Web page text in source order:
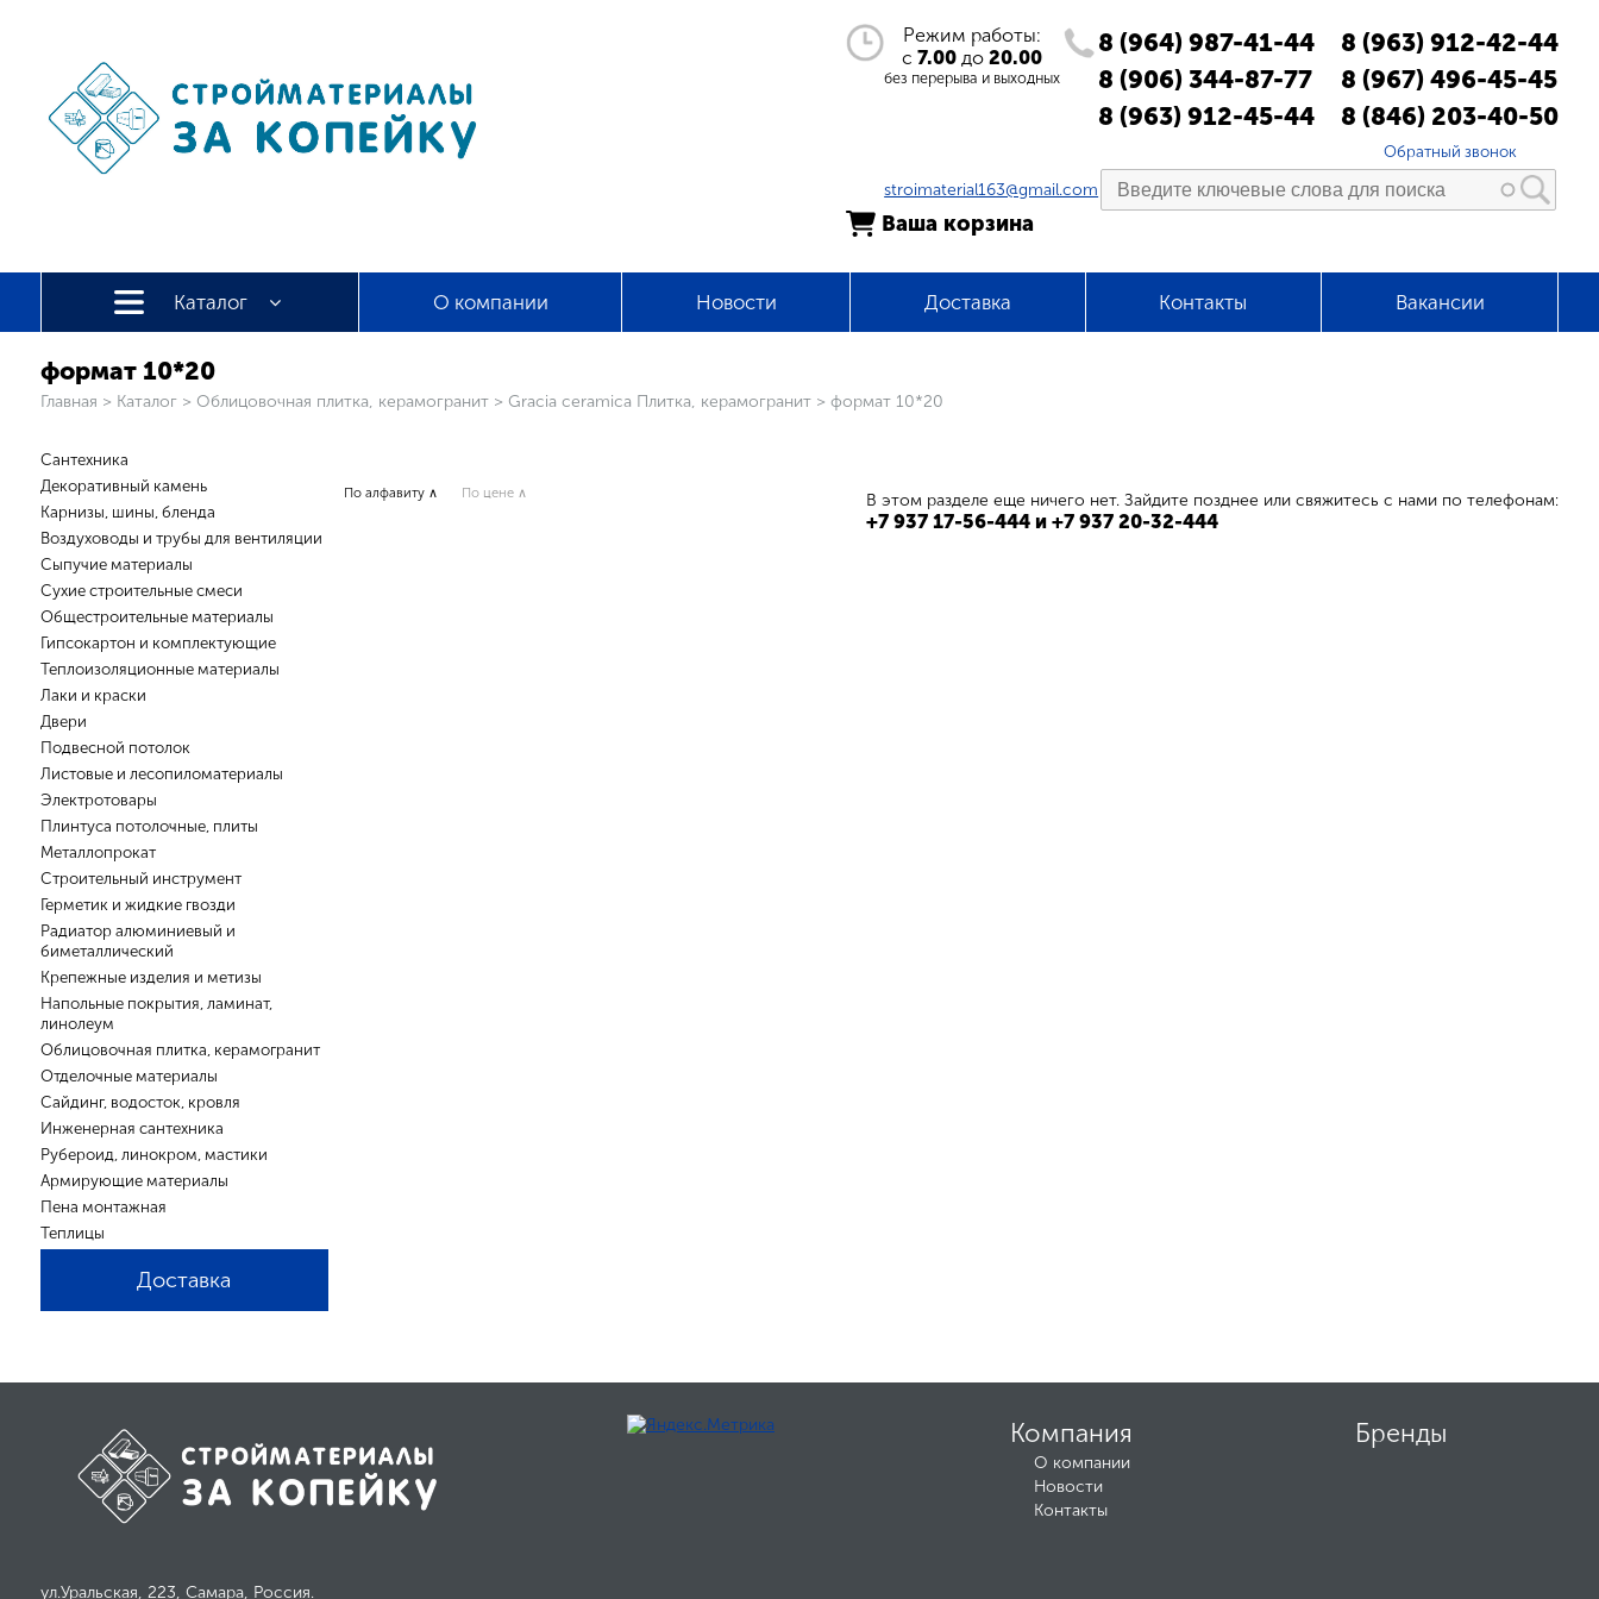
Режим работы:
с7.00 до20.00
без перерыва и выходных
8 (964) 987-41-44
8 (906) 344-87-77
8 (963) 912-45-44
8 (963) 912-42-44
8 (967) 496-45-45
8 (846) 203-40-50
Обратный звонок
stroimaterial163@gmail.com
Ваша корзина
Каталог О компании Новости Доставка Контакты Вакансии
формат 10*20
Вы здесь
Главная > Каталог > Облицовочная плитка, керамогранит > Gracia ceramica Плитка, керамогранит > формат 10*20
Сантехника
Декоративный камень
Карнизы, шины, бленда
Воздуховоды и трубы для вентиляции
Сыпучие материалы
Сухие строительные смеси
Общестроительные материалы
Гипсокартон и комплектующие
Теплоизоляционные материалы
Лаки и краски
Двери
Подвесной потолок
Листовые и лесопиломатериалы
Электротовары
Плинтуса потолочные, плиты
Металлопрокат
Строительный инструмент
Герметик и жидкие гвозди
Радиатор алюминиевый и
биметаллический
Крепежные изделия и метизы
Напольные покрытия, ламинат,
линолеум
Облицовочная плитка, керамогранит
Отделочные материалы
Сайдинг, водосток, кровля
Инженерная сантехника
Рубероид, линокром, мастики
Армирующие материалы
Пена монтажная
Теплицы
Доставка
По алфавиту ∧ По цене ∧ В этом разделе еще ничего нет. Зайдите позднее или свяжитесь с нами по телефонам:
+7 937 17-56-444 и +7 937 20-32-444
ул.Уральская, 223, Самара, Россия.
Компания
О компании
Новости
Контакты
Бренды